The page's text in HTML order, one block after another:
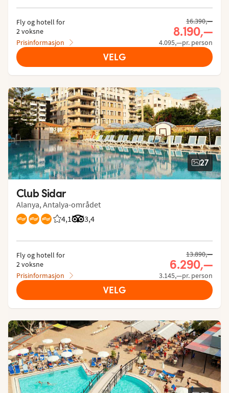
Fly og hotell for
2 voksne
Prisinformasjon
16.390,—
8.190,—
4.095,—pr. person
VELG
27
Club Sidar
Alanya, Antalya-området
4,1
Vurdering fra Vings gjester: 4.074/5
3,4
Vurdering fra Tripadvisor: 3.4 of 5
Fly og hotell for
2 voksne
Prisinformasjon
13.890,—
6.290,—
3.145,—pr. person
VELG